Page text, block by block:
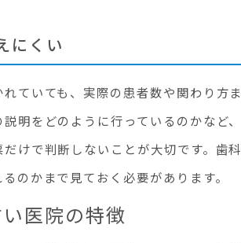
にくい
ていても、実際の患者数や関わり方
明をどのように行っているのかなど
けで判断しないことが大切です。歯
のかまで見ておく必要があります。
医院の特徴